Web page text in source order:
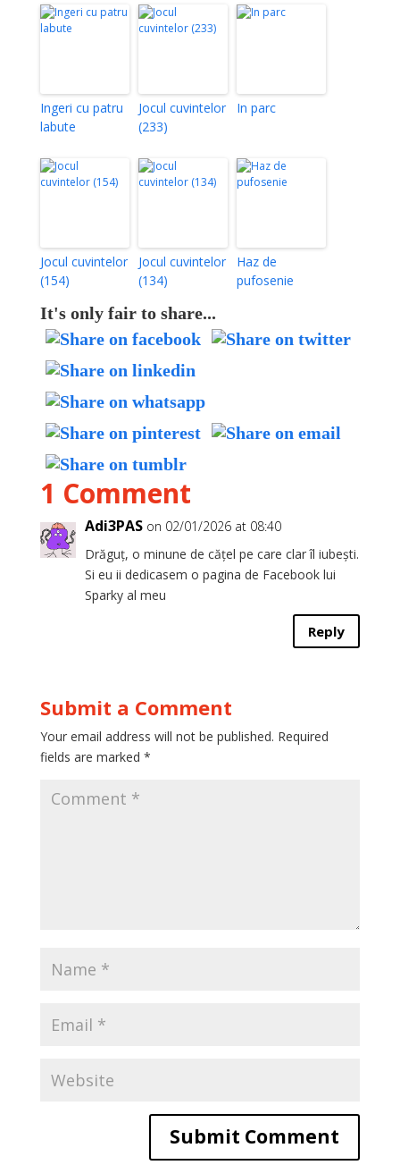
Ingeri cu patru
labute
Jocul cuvintelor
(233)
In parc
Jocul cuvintelor
(154)
Jocul cuvintelor
(134)
Haz de
pufosenie
It's only fair to share...
1 Comment
Adi3PAS on 02/01/2026 at 08:40
Drăguț, o minune de cățel pe care clar îl iubești.
Si eu ii dedicasem o pagina de Facebook lui
Sparky al meu
Reply
Submit a Comment
Your email address will not be published. Required
fields are marked *